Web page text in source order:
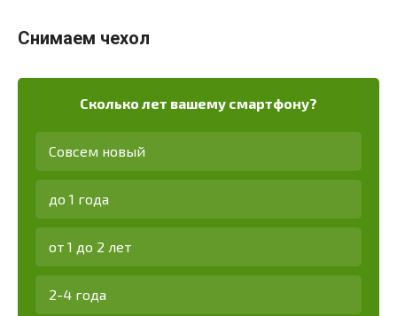
Снимаем чехол
Сколько лет вашему смартфону?
Совсем новый
до 1 года
от 1 до 2 лет
2-4 года